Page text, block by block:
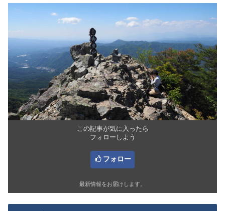
この記事が気に入ったら
フォローしよう
フォロー
最新情報をお届けします。